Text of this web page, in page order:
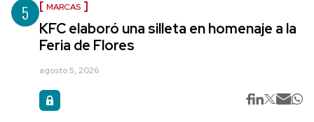
5 MARCAS
KFC elaboró una silleta en homenaje a la
Feria de Flores
agosto 5, 2026